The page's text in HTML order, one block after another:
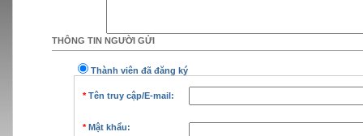
THÔNG TIN NGƯỜI GỬI
Thành viên đã đăng ký
*Tên truy cập/E-mail:
* Mật khẩu: